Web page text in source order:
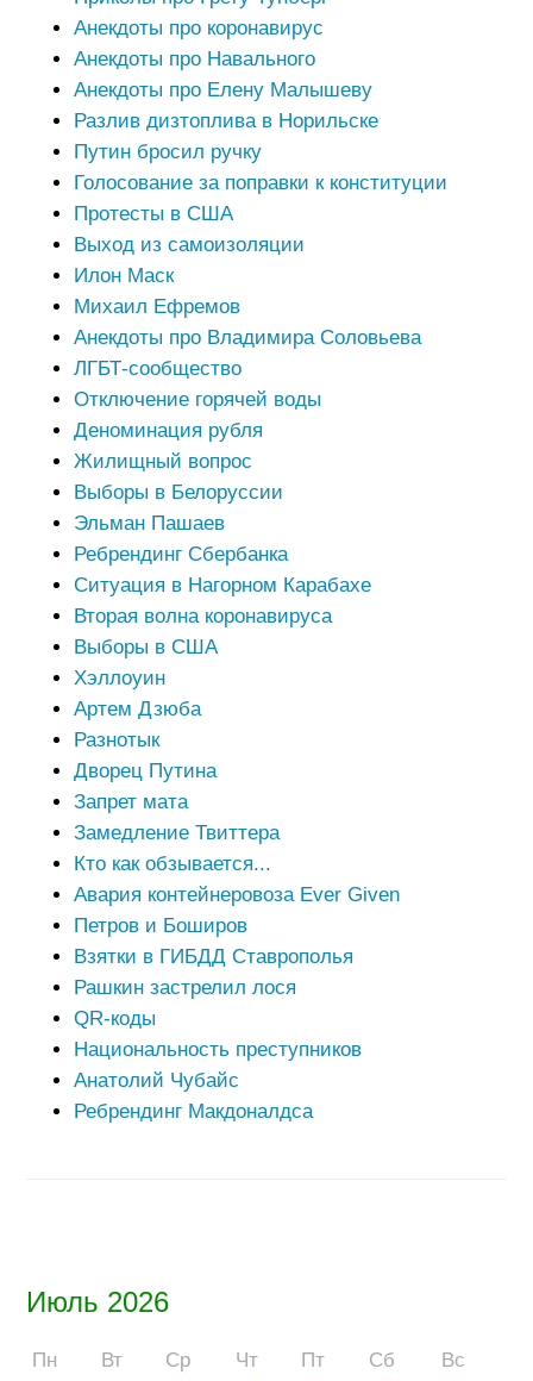
Июль 2026
Пн Вт Ср Чт Пт Сб
Вс
Анекдоты про коронавирус
Анекдоты про Навального
Анекдоты про Елену Малышеву
Разлив дизтоплива в Норильске
Путин бросил ручку
Голосование за поправки к конституции
Протесты в США
Выход из самоизоляции
Илон Маск
Михаил Ефремов
Анекдоты про Владимира Соловьева
ЛГБТ-сообщество
Отключение горячей воды
Деноминация рубля
Жилищный вопрос
Выборы в Белоруссии
Эльман Пашаев
Ребрендинг Сбербанка
Ситуация в Нагорном Карабахе
Вторая волна коронавируса
Выборы в США
Хэллоуин
Артем Дзюба
Разнотык
Дворец Путина
Запрет мата
Замедление Твиттера
Кто как обзывается...
Авария контейнеровоза Ever Given
Петров и Боширов
Взятки в ГИБДД Ставрополья
Рашкин застрелил лося
QR-коды
Национальность преступников
Анатолий Чубайс
Ребрендинг Макдоналдса